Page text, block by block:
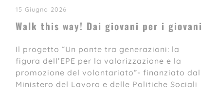
15 Giugno 2026
Walk this way! Dai giovani per i giovani
Il progetto “Un ponte tra generazioni: la
figura dell’EPE per la valorizzazione e la
promozione del volontariato”- finanziato dal
Ministero del Lavoro e delle Politiche Sociali